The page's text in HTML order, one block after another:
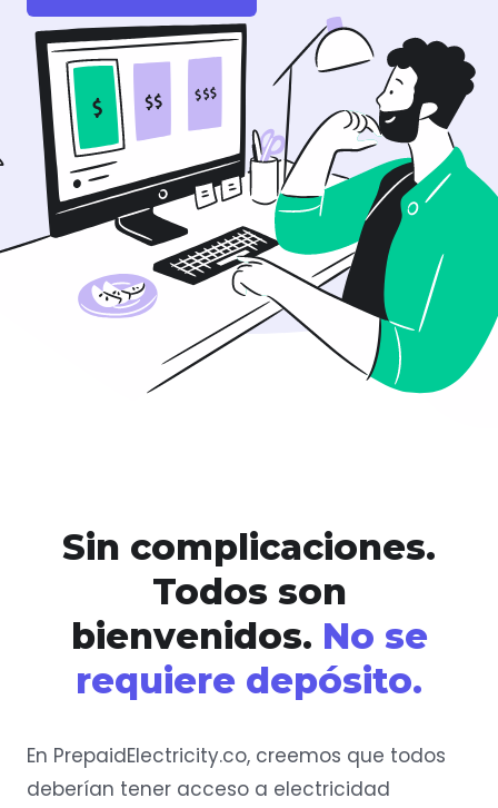
Sin complicaciones.
Todos son
bienvenidos. No se
requiere depósito.
En PrepaidElectricity.co, creemos que todos
deberían tener acceso a electricidad